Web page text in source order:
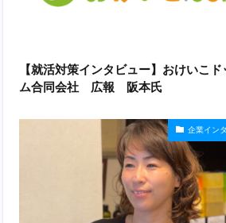
【就活対策インタビュー】おけいこド
ム合同会社 広報 阪本氏
企業イン